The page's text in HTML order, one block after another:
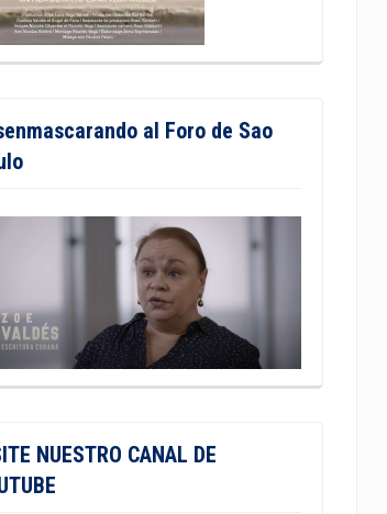
al Foro de Sao
NUESTRO CANAL DE